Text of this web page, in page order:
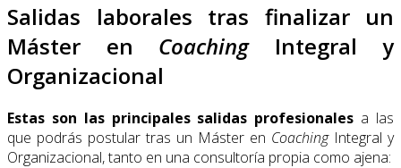
Salidas laborales tras finalizar un
Máster en CoachingIntegral y
Organizacional
Estas son las principales salidas profesionales a las
que podrás postular tras un Máster en CoachingIntegral y
Organizacional, tanto en una consultoría propia como ajena: